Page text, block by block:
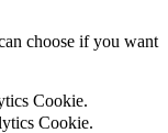
choose if you want
Cookie.
Cookie.